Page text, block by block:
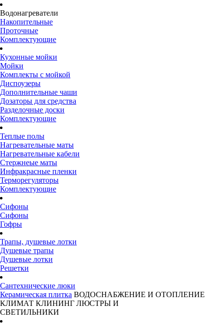
Водонагреватели
Накопительные
Проточные
Комплектующие
Кухонные мойки
Мойки
Комплекты с мойкой
Диспоузеры
Дополнительные чаши
Дозаторы для средства
Разделочные доски
Комплектующие
Теплые полы
Нагревательные маты
Нагревательные кабели
Стержнеые маты
Инфракрасные пленки
Терморегуляторы
Комплектующие
Сифоны
Сифоны
Гофры
Трапы, душевые лотки
Душевые трапы
Душевые лотки
Решетки
Сантехнические люки
Керамическая плитка ВОДОСНАБЖЕНИЕ И ОТОПЛЕНИЕ
КЛИМАТ КЛИНИНГ ЛЮСТРЫ И
СВЕТИЛЬНИКИ